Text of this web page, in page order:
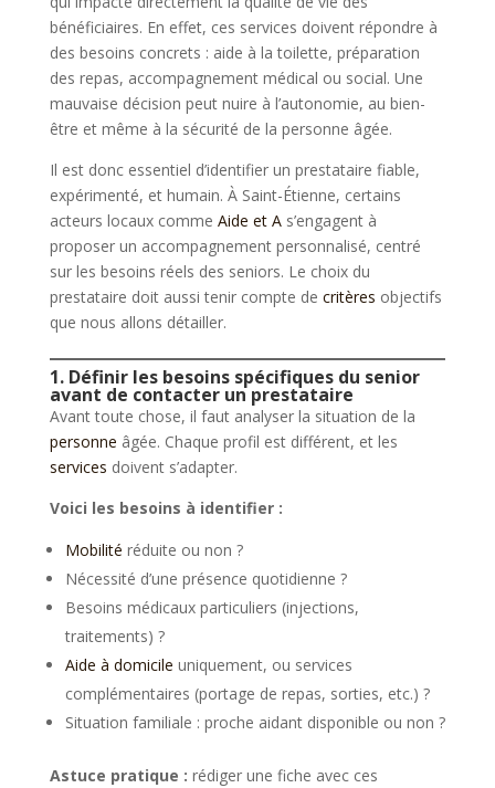
bénéficiaires. En effet, ces services doivent répondre à
des besoins concrets : aide à la toilette, préparation
des repas, accompagnement médical ou social. Une
mauvaise décision peut nuire à l’autonomie, au bien-
être et même à la sécurité de la personne âgée.
Il est donc essentiel d’identifier un prestataire fiable,
expérimenté, et humain. À Saint-Étienne, certains
acteurs locaux comme Aide et As’engagent à
proposer un accompagnement personnalisé, centré
sur les besoins réels des seniors. Le choix du
prestataire doit aussi tenir compte de critères objectifs
que nous allons détailler.
1. Définir les besoins spécifiques du senior
avant de contacter un prestataire
Avant toute chose, il faut analyser la situation de la
personne âgée. Chaque profil est différent, et les
services doivent s’adapter.
Voici les besoins à identifier :
Mobilité réduite ou non ?
Nécessité d’une présence quotidienne ?
Besoins médicaux particuliers (injections,
traitements) ?
Aide à domicile uniquement, ou services
complémentaires (portage de repas, sorties, etc.) ?
Situation familiale : proche aidant disponible ou non ?
Astuce pratique : rédiger une fiche avec ces